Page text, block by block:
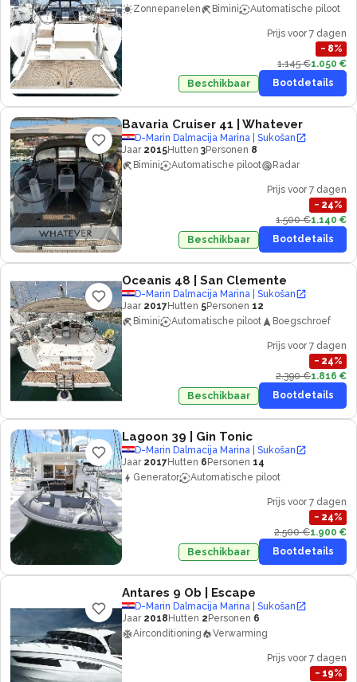
Zonnepanelen
Bimini Automatische piloot
Prijs voor 7 dagen
− 8%
1.145 €1.050 €
Beschikbaar
Bootdetails
Bavaria Cruiser 41 | Whatever
D-Marin Dalmacija Marina | Sukošan
Jaar 2015Hutten 3Personen 8
Bimini
Automatische piloot Radar
Prijs voor 7 dagen
− 24%
1.500 €1.140 €
Beschikbaar
Bootdetails
Oceanis 48 | San Clemente
D-Marin Dalmacija Marina | Sukošan
Jaar 2017Hutten 5Personen 12
Bimini
Automatische piloot Boegschroef
Prijs voor 7 dagen
− 24%
2.390 €1.816 €
Beschikbaar
Bootdetails
Lagoon 39 | Gin Tonic
D-Marin Dalmacija Marina | Sukošan
Jaar 2017Hutten 6 Personen 14
Generator
Automatische piloot
Prijs voor 7 dagen
− 24%
2.500 €1.900 €
Beschikbaar
Bootdetails
Antares 9 Ob | Escape
D-Marin Dalmacija Marina | Sukošan
Jaar 2018 Hutten 2 Personen 6
Airconditioning
Verwarming
Prijs voor 7 dagen
− 19%